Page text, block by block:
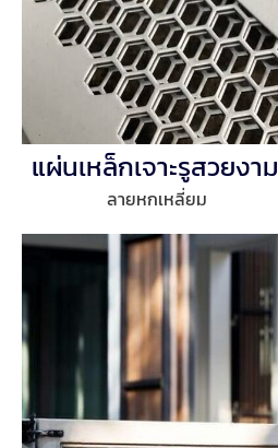
แผ่นเหล็กเจาะรูสวยงาม
ลายหกเหลี่ยม